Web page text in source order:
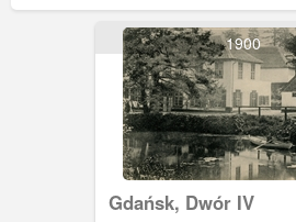
1900
Gdańsk, Dwór IV